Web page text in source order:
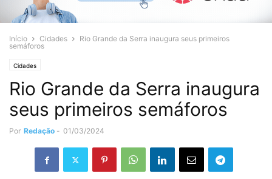
Início Cidades
Rio Grande da Serra inaugura seus primeiros
semáforos
Cidades
Rio Grande da Serra inaugura
seus primeiros semáforos
Por Redação - 01/03/2024